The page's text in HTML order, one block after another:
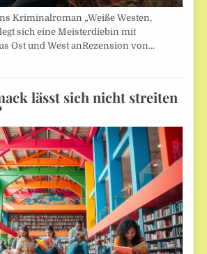
Kriminalroman „Weiße Westen,
sich eine Meisterdiebin mit
Ost und West anRezension von…
lässt sich nicht streiten